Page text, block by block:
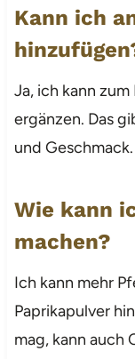
Kann ich
Ja, ich kann
ergänzen. Das
und Geschmack.
Wie kann
machen?
Ich kann mehr
Paprikapulver
mag, kann auch